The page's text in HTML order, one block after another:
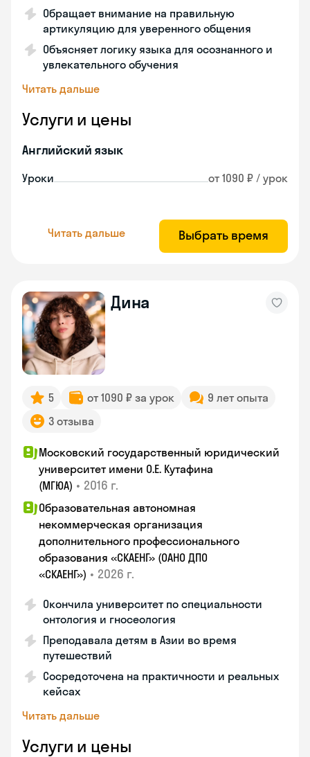
Обращает внимание на правильную
артикуляцию для уверенного общения
Объясняет логику языка для осознанного и
увлекательного обучения
Читать дальше
Услуги и цены
Английский язык
Уроки от 1090 ₽ / урок
Читать дальше Выбрать время
Дина
5 от 1090 ₽ за урок
9 лет опыта
3 отзыва
Московский государственный юридический
университет имени О.Е. Кутафина
(МГЮА) • 2016 г.
Образовательная автономная
некоммерческая организация
дополнительного профессионального
образования «СКАЕНГ» (ОАНО ДПО
«СКАЕНГ») • 2026 г.
Окончила университет по специальности
онтология и гносеология
Преподавала детям в Азии во время
путешествий
Сосредоточена на практичности и реальных
кейсах
Читать дальше
Услуги и цены